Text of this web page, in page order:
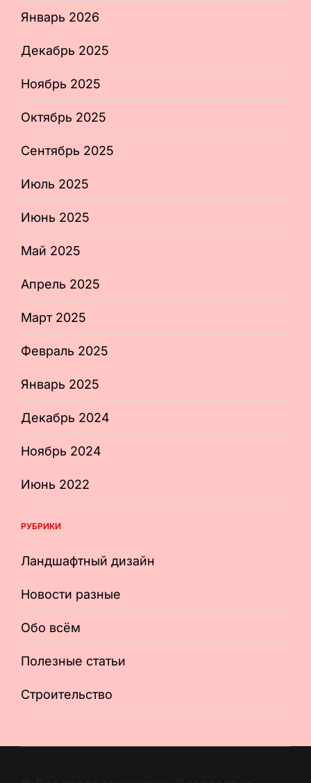
Январь 2026
Декабрь 2025
Ноябрь 2025
Октябрь 2025
Сентябрь 2025
Июль 2025
Июнь 2025
Май 2025
Апрель 2025
Март 2025
Февраль 2025
Январь 2025
Декабрь 2024
Ноябрь 2024
Июнь 2022
РУБРИКИ
Ландшафтный дизайн
Новости разные
Обо всём
Полезные статьи
Строительство